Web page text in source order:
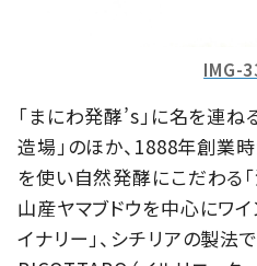
IMG-
「まにわ発酵’s」に名を連ね
造場」のほか、1888年創業
を使い自然発酵にこだわる
山産ヤマブドウを中心にワ
イナリー」、シチリアの製法